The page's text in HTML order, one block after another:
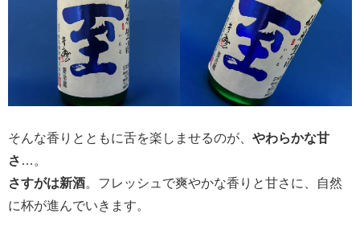
そんな香りとともに舌を楽しませるのが、 やわらかな甘
さ
さすがは新酒 。フレッシュで爽やかな香りと甘さに、自然
に杯が進んでいきます。